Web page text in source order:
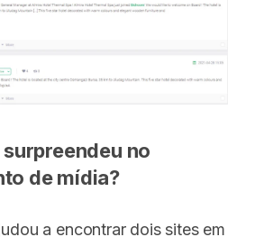
no
de mídia?
a encontrar dois sites em